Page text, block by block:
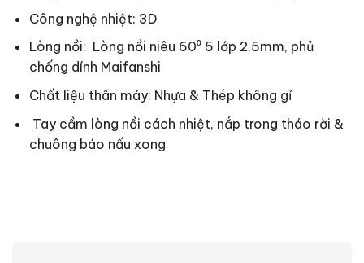
Công nghệ nhiệt: 3D
Lòng nồi: Lòng nồi niêu 60⁰ 5 lớp 2,5mm, phủ
chống dính Maifanshi
Chất liệu thân máy: Nhựa & Thép không gỉ
Tay cầm lòng nồi cách nhiệt, nắp trong tháo rời &
chuông báo nấu xong